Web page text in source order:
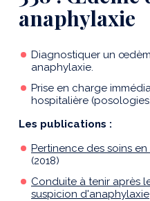
anaphylaxie
Diagnostiquer un
anaphylaxie.
Prise en charge
hospitalière
Les publications :
Pertinence des soins
(2018)
Conduite à tenir après
suspicion d'anaphylaxie